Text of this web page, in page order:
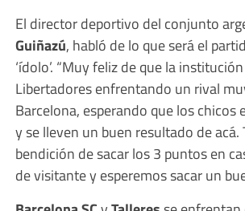
El director deportivo del conjunto
Guiñazú, habló de lo que será el
‘ídolo’. “Muy feliz de que la
Libertadores enfrentando un rival
Barcelona, esperando que los chicos
y se lleven un buen resultado de acá.
bendición de sacar los 3 puntos en
de visitante y esperemos sacar un